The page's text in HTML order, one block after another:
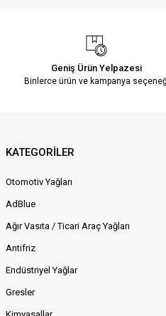
Geniş Ürün Yelpazesi
Binlerce ürün ve kampanya
KATEGORİLER
Otomotiv Yağları
AdBlue
Ağır Vasıta / Ticari Araç Yağları
Antifriz
Endüstriyel Yağlar
Gresler